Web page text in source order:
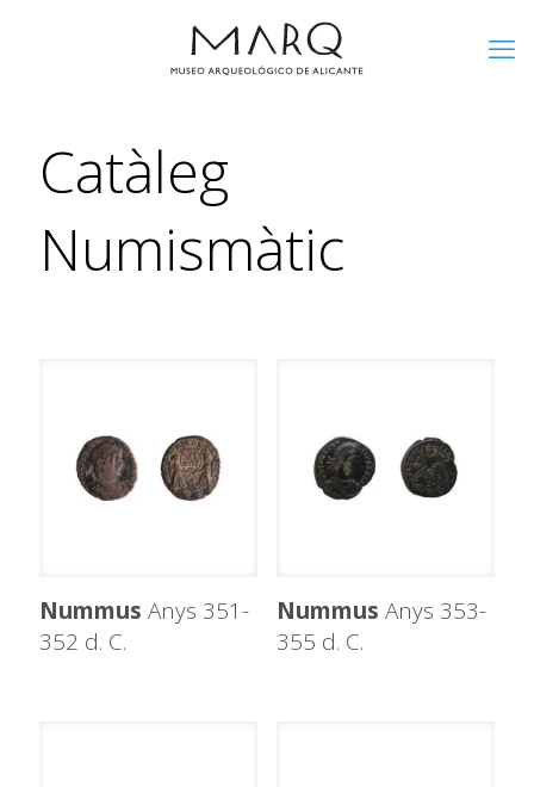
Catàleg
Numismàtic
Nummus Anys 351-
352 d. C.
Nummus Anys 353-
355 d. C.